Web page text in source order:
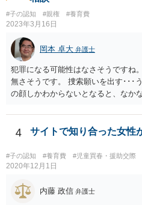
#子の認知 #親権 #養育費
2023年3月16日
岡本 卓大 弁護士
犯罪になる可能性はなさそうですね
無さそうです。 捜索願いを出す･･･
の顔しかわからないとなると、なか
4 サイトで知り合った女性
#子の認知 #養育費 #児童買春・援助交際
2020年12月1日
内藤 政信 弁護士